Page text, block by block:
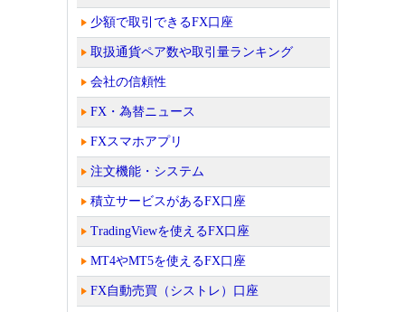
少額で取引できるFX口座
取扱通貨ペア数や取引量ランキング
会社の信頼性
FX・為替ニュース
FXスマホアプリ
注文機能・システム
積立サービスがあるFX口座
TradingViewを使えるFX口座
MT4やMT5を使えるFX口座
FX自動売買（シストレ）口座